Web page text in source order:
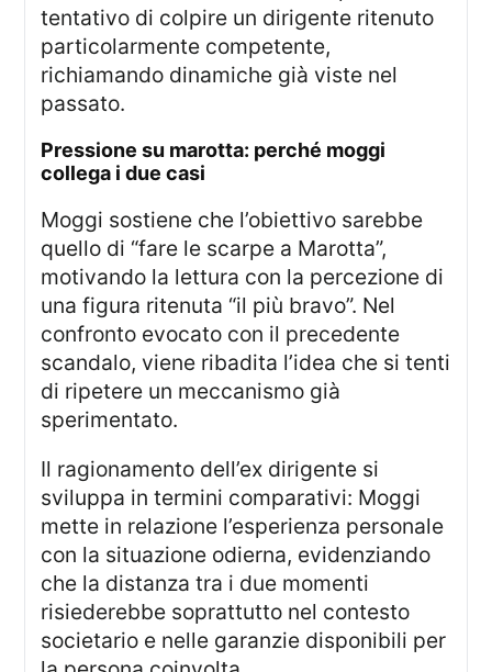
tentativo di colpire un dirigente ritenuto
particolarmente competente,
richiamando dinamiche già viste nel
passato.
pressione su marotta: perché moggi
collega i due casi
Moggi sostiene che l’obiettivo sarebbe
quello di “fare le scarpe a Marotta”,
motivando la lettura con la percezione di
una figura ritenuta “il più bravo”. Nel
confronto evocato con il precedente
scandalo, viene ribadita l’idea che si tenti
di ripetere un meccanismo già
sperimentato.
Il ragionamento dell’ex dirigente si
sviluppa in termini comparativi: Moggi
mette in relazione l’esperienza personale
con la situazione odierna, evidenziando
che la distanza tra i due momenti
risiederebbe soprattutto nel contesto
societario e nelle garanzie disponibili per